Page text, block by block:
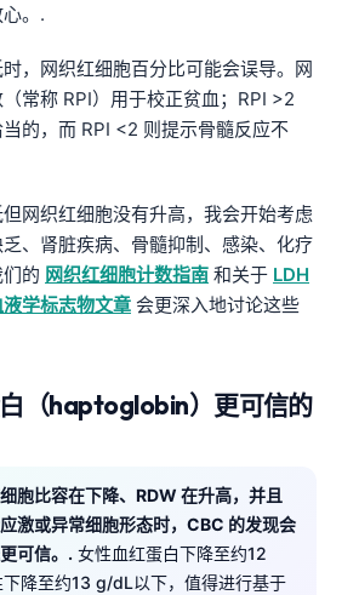
。.
，网织红细胞百分比可能会误导。网
常称 RPI）用于校正贫血；RPI >2
的，而 RPI <2 则提示骨髓反应不
网织红细胞没有升高，我会开始考虑
、肾脏疾病、骨髓抑制、感染、化疗
的 网织红细胞计数指南 和关于 LDH
学标志物文章 会更深入地讨论这些
（haptoglobin）更可信的
胞比容在下降、RDW 在升高，并且
激或异常细胞形态时，CBC 的发现会
可信。. 女性血红蛋白下降至约12
降至约13 g/dL以下，值得进行基于